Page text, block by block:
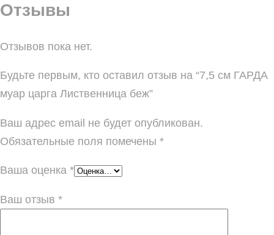
Отзывы
Отзывов пока нет.
Будьте первым, кто оставил отзыв на “7,5 см ГАРДА
муар царга Лиственница беж”
Ваш адрес email не будет опубликован.
Обязательные поля помечены *
Ваша оценка *
Ваш отзыв *